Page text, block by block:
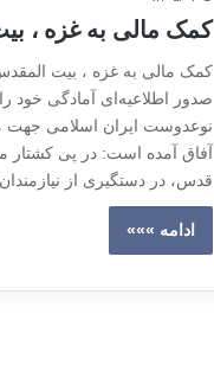
کمک مالی به غزه ،
کمک مالی به غزه ، بیت
صدور اطلاعیه‌ای آمادگی
نوعدوست ایران اسلامی جهت
آفاق آمده است: در پی کشتار
قدس، در دستگیری از
ادامه »»»